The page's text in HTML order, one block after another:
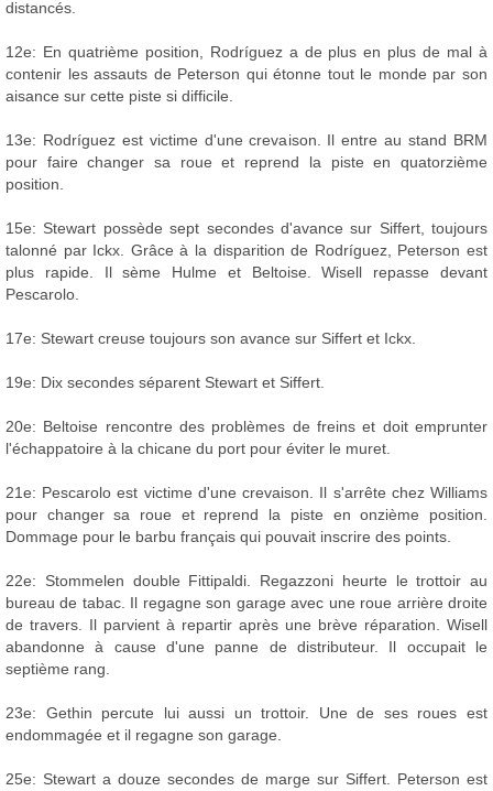
distancés.
12e: En quatrième position, Rodríguez a de plus en plus de mal à
contenir les assauts de Peterson qui étonne tout le monde par son
aisance sur cette piste si difficile.
13e: Rodríguez est victime d'une crevaison. Il entre au stand BRM
pour faire changer sa roue et reprend la piste en quatorzième
position.
15e: Stewart possède sept secondes d'avance sur Siffert, toujours
talonné par Ickx. Grâce à la disparition de Rodríguez, Peterson est
plus rapide. Il sème Hulme et Beltoise. Wisell repasse devant
Pescarolo.
17e: Stewart creuse toujours son avance sur Siffert et Ickx.
19e: Dix secondes séparent Stewart et Siffert.
20e: Beltoise rencontre des problèmes de freins et doit emprunter
l'échappatoire à la chicane du port pour éviter le muret.
21e: Pescarolo est victime d'une crevaison. Il s'arrête chez Williams
pour changer sa roue et reprend la piste en onzième position.
Dommage pour le barbu français qui pouvait inscrire des points.
22e: Stommelen double Fittipaldi. Regazzoni heurte le trottoir au
bureau de tabac. Il regagne son garage avec une roue arrière droite
de travers. Il parvient à repartir après une brève réparation. Wisell
abandonne à cause d'une panne de distributeur. Il occupait le
septième rang.
23e: Gethin percute lui aussi un trottoir. Une de ses roues est
endommagée et il regagne son garage.
25e: Stewart a douze secondes de marge sur Siffert. Peterson est